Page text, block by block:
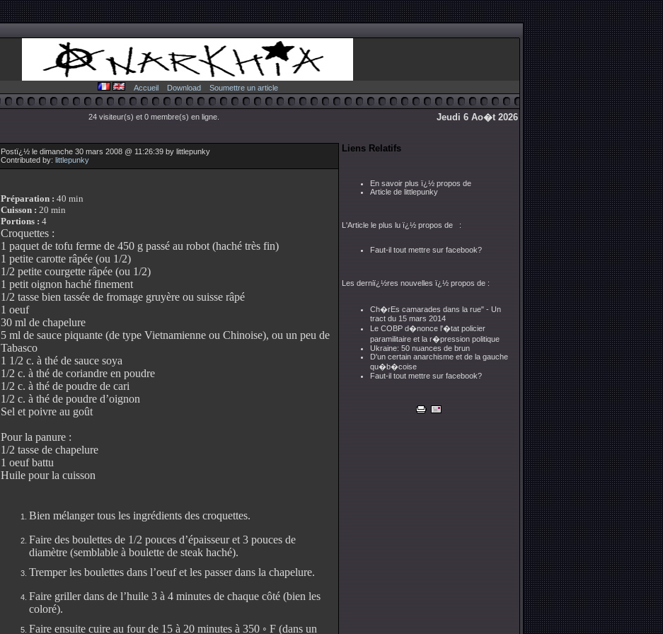
Accueil Download Soumettre un article
24 visiteur(s) et 0 membre(s) en ligne. Jeudi 6 Ao�t 2026
Postï¿½ le dimanche 30 mars 2008 @ 11:26:39 by littlepunky
Contributed by: littlepunky
Préparation : 40 min
Cuisson : 20 min
Portions : 4
Croquettes :
1 paquet de tofu ferme de 450 g passé au robot (haché très fin)
1 petite carotte râpée (ou 1/2)
1/2 petite courgette râpée (ou 1/2)
1 petit oignon haché finement
1/2 tasse bien tassée de fromage gruyère ou suisse râpé
1 oeuf
30 ml de chapelure
5 ml de sauce piquante (de type Vietnamienne ou Chinoise), ou un peu de
Tabasco
1 1/2 c. à thé de sauce soya
1/2 c. à thé de coriandre en poudre
1/2 c. à thé de poudre de cari
1/2 c. à thé de poudre d’oignon
Sel et poivre au goût
Pour la panure :
1/2 tasse de chapelure
1 oeuf battu
Huile pour la cuisson
Bien mélanger tous les ingrédients des croquettes.
Faire des boulettes de 1/2 pouces d’épaisseur et 3 pouces de
diamètre (semblable à boulette de steak haché).
Tremper les boulettes dans l’oeuf et les passer dans la chapelure.
Faire griller dans de l’huile 3 à 4 minutes de chaque côté (bien les
coloré).
Faire ensuite cuire au four de 15 à 20 minutes à 350 ◦ F (dans un
Liens Relatifs
En savoir plus ï¿½ propos de
Article de littlepunky
L'Article le plus lu ï¿½ propos de :
Faut-il tout mettre sur facebook?
Les derniï¿½res nouvelles ï¿½ propos de :
Ch�rEs camarades dans la rue" - Un
tract du 15 mars 2014
Le COBP d�nonce l'�tat policier
paramilitaire et la r�pression politique
Ukraine: 50 nuances de brun
D'un certain anarchisme et de la gauche
qu�b�coise
Faut-il tout mettre sur facebook?